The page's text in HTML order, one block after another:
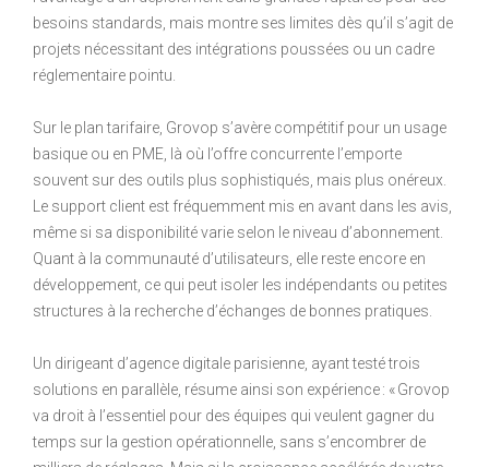
besoins standards, mais montre ses limites dès qu’il s’agit de
projets nécessitant des intégrations poussées ou un cadre
réglementaire pointu.
Sur le plan tarifaire, Grovop s’avère compétitif pour un usage
basique ou en PME, là où l’offre concurrente l’emporte
souvent sur des outils plus sophistiqués, mais plus onéreux.
Le support client est fréquemment mis en avant dans les avis,
même si sa disponibilité varie selon le niveau d’abonnement.
Quant à la communauté d’utilisateurs, elle reste encore en
développement, ce qui peut isoler les indépendants ou petites
structures à la recherche d’échanges de bonnes pratiques.
Un dirigeant d’agence digitale parisienne, ayant testé trois
solutions en parallèle, résume ainsi son expérience : « Grovop
va droit à l’essentiel pour des équipes qui veulent gagner du
temps sur la gestion opérationnelle, sans s’encombrer de